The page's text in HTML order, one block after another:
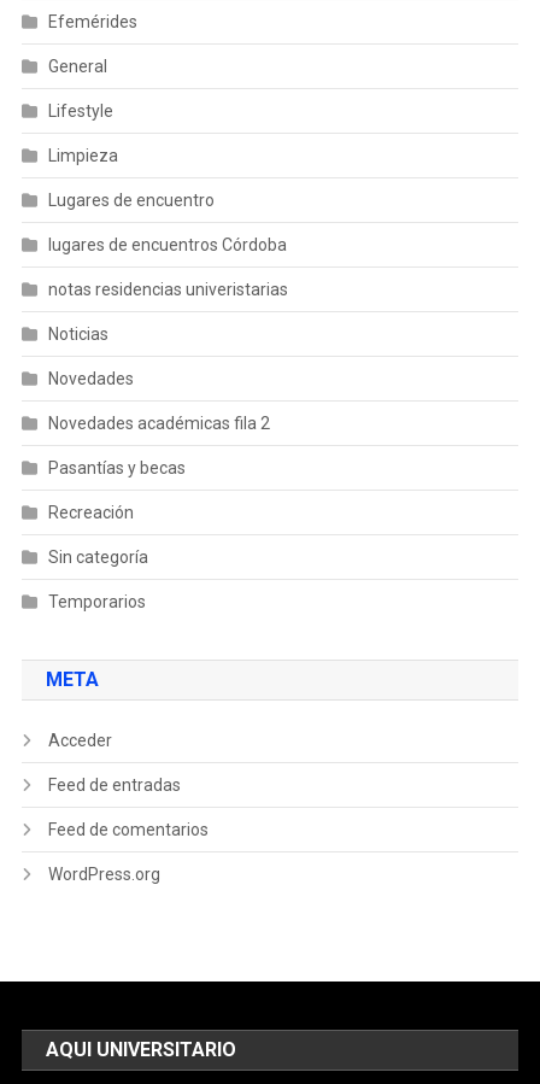
Efemérides
General
Lifestyle
Limpieza
Lugares de encuentro
lugares de encuentros Córdoba
notas residencias univeristarias
Noticias
Novedades
Novedades académicas fila 2
Pasantías y becas
Recreación
Sin categoría
Temporarios
META
Acceder
Feed de entradas
Feed de comentarios
WordPress.org
AQUI UNIVERSITARIO